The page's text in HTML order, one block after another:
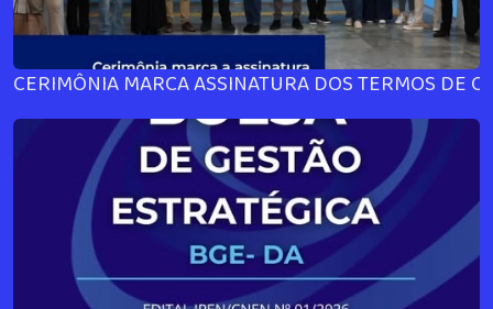
CERIMÔNIA MARCA ASSINATURA DOS TERMOS DE